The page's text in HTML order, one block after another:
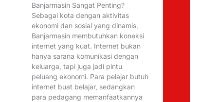
Banjarmasin Sangat Penting?
Sebagai kota dengan aktivitas
ekonomi dan sosial yang dinamis,
Banjarmasin membutuhkan koneksi
internet yang kuat. Internet bukan
hanya sarana komunikasi dengan
keluarga, tapi juga jadi pintu
peluang ekonomi. Para pelajar butuh
internet buat belajar, sedangkan
para pedagang memanfaatkannya